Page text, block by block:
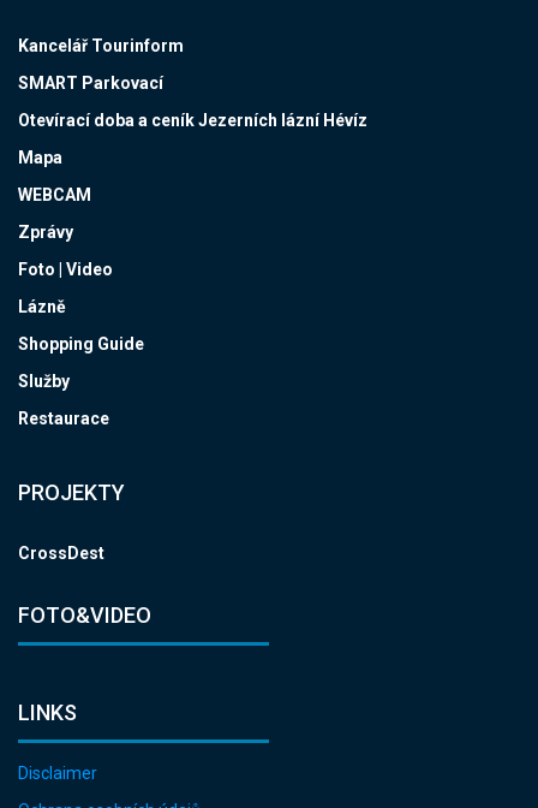
Kancelář Tourinform
SMART Parkovací
Otevírací doba a ceník Jezerních lázní Hévíz
Mapa
WEBCAM
Zprávy
Foto | Video
Lázně
Shopping Guide
Služby
Restaurace
PROJEKTY
CrossDest
FOTO&VIDEO
LINKS
Disclaimer